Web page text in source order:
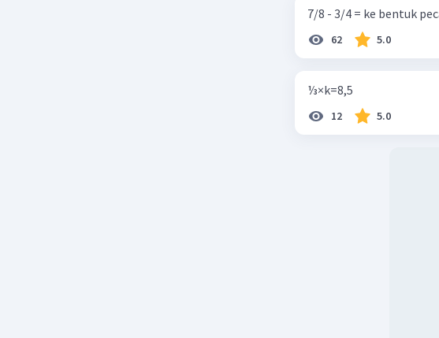
Jawaban yang
Diketahui =
Luas lingkaran = ?
7/8 - 3/4 = ke bentuk
62 5.0
⅓×k=8,5
12 5.0